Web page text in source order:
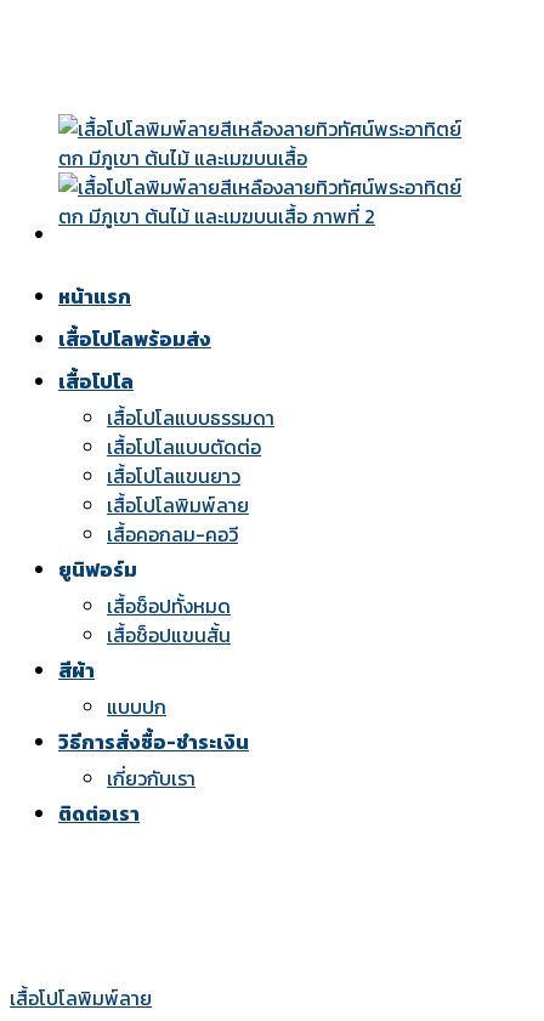
หน้าแรก
เสื้อโปโลพร้อมส่ง
เสื้อโปโล
เสื้อโปโลแบบธรรมดา
เสื้อโปโลแบบตัดต่อ
เสื้อโปโลแขนยาว
เสื้อโปโลพิมพ์ลาย
เสื้อคอกลม-คอวี
ยูนิฟอร์ม
เสื้อช็อปทั้งหมด
เสื้อช็อปแขนสั้น
สีผ้า
แบบปก
วิธีการสั่งซื้อ-ชำระเงิน
เกี่ยวกับเรา
ติดต่อเรา
เสื้อโปโลพิมพ์ลาย